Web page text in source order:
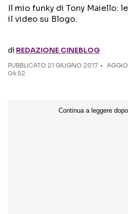
GOSSIP E CURIOSITÀ
Il mio funky di Tony Maiello:
il video su Blogo.
di REDAZIONE CINEBLOG
PUBBLICATO 21 GIUGNO 2017
04:52